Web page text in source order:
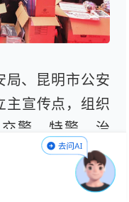
局、昆明市公安
主宣传点，组织
警、特警、治
110接处警工作
、交通安全绿色